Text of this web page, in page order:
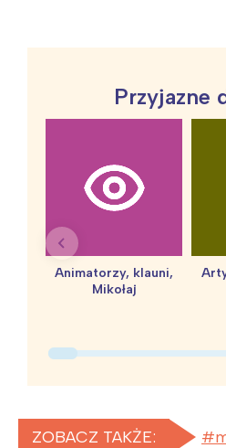
Przyjazne
Animatorzy, klauni,
Mikołaj
ZOBACZ TAKŻE: